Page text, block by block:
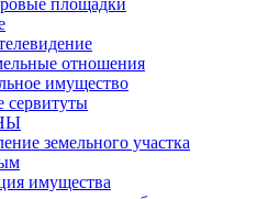
площадки
отношения
имущество
земельного участка
имущества